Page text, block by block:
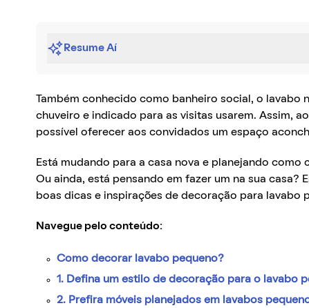
Resume Aí
Também conhecido como banheiro social, o lavabo
chuveiro e indicado para as visitas usarem. Assim,
possível oferecer aos convidados um espaço
Está mudando para a casa nova e planejando
Ou ainda, está pensando em fazer um na sua casa?
boas dicas e inspirações de decoração para lavabo
Navegue pelo conteúdo:
Como decorar lavabo pequeno?
1. Defina um estilo de decoração para o lavabo
2. Prefira móveis planejados em lavabos